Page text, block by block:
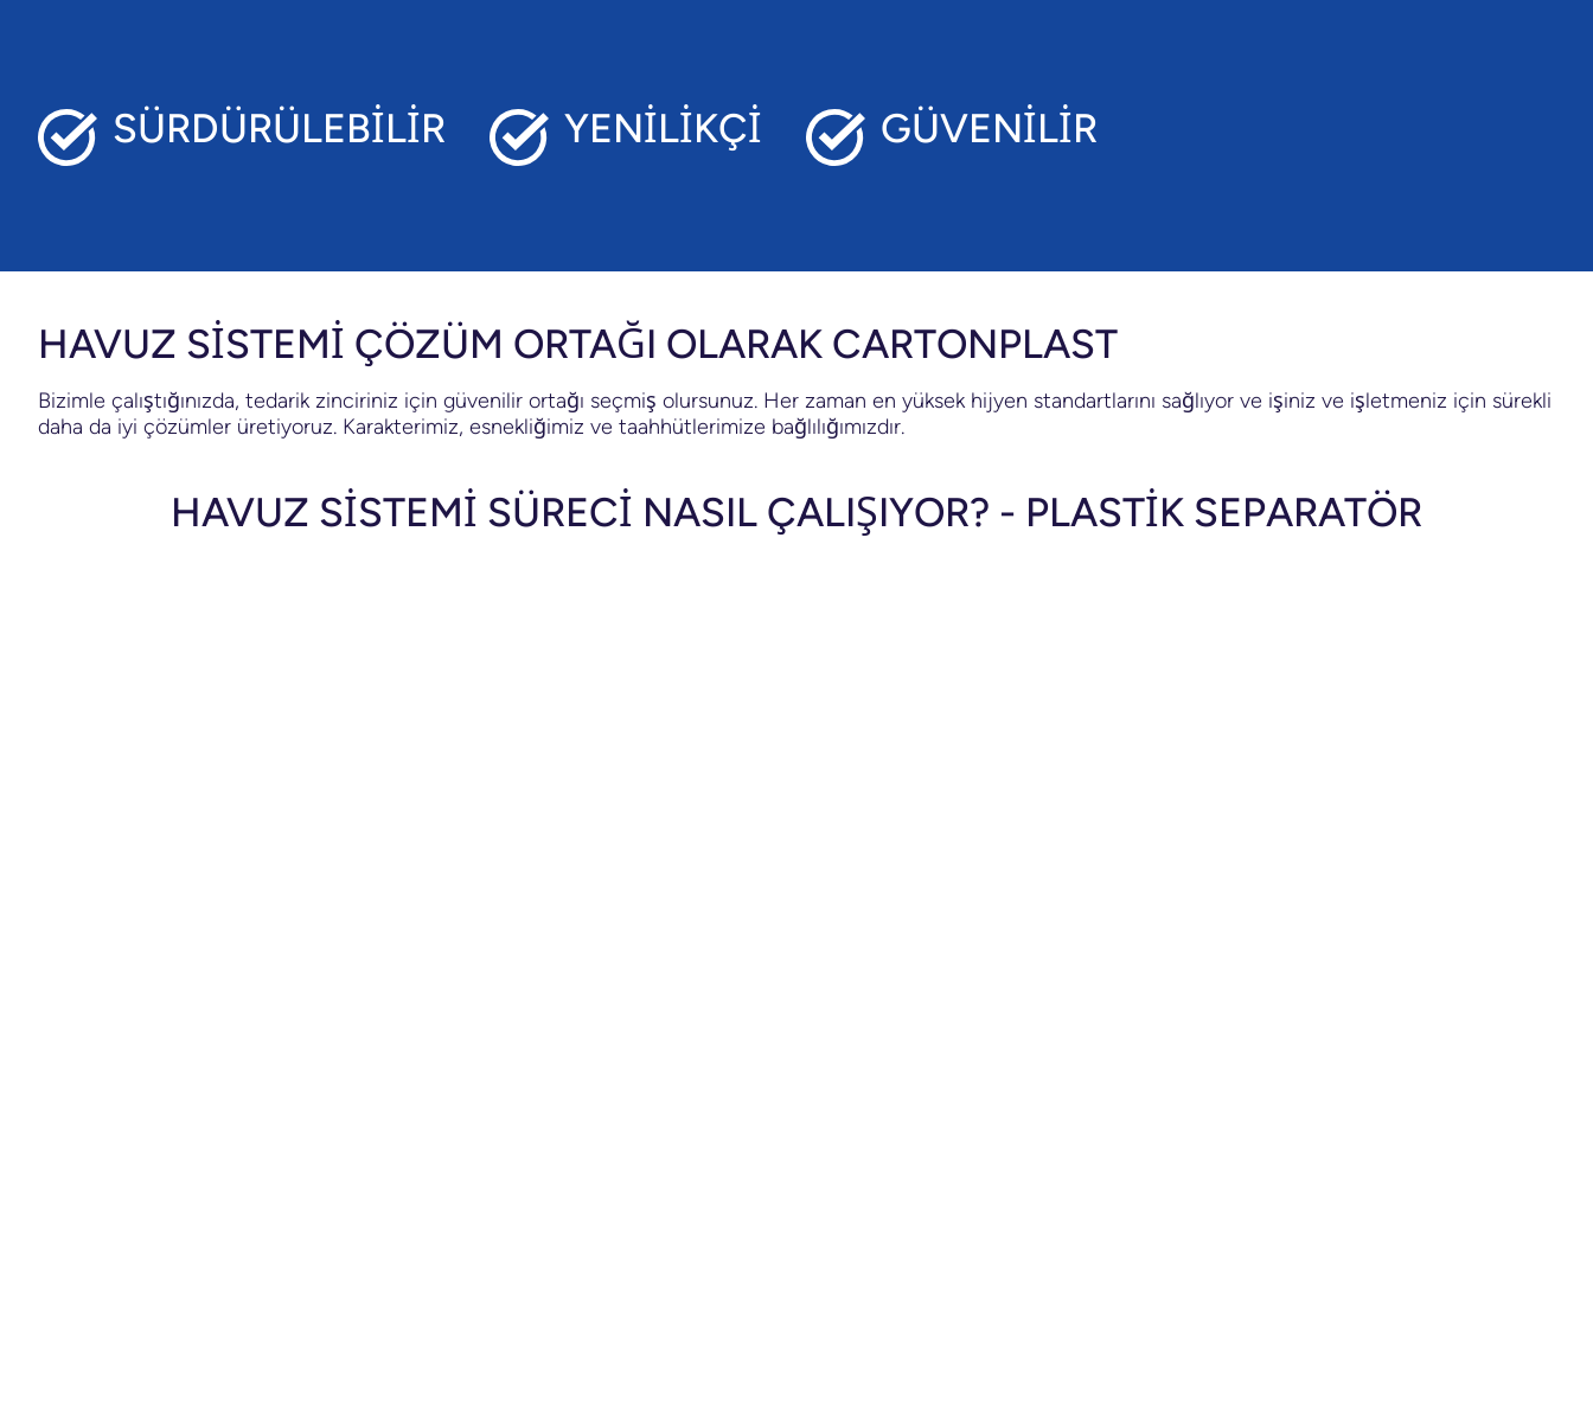
SÜRDÜRÜLEBİLİR YENİLİKÇİ GÜVENİLİR
HAVUZ SİSTEMİ ÇÖZÜM ORTAĞI OLARAK CARTONPLAST
Bizimle çalıştığınızda, tedarik zinciriniz için güvenilir ortağı seçmiş olursunuz. Her zaman en yüksek hijyen standartlarını sağlıyor ve işiniz ve işletmeniz için sürekli
daha da iyi çözümler üretiyoruz. Karakterimiz, esnekliğimiz ve taahhütlerimize bağlılığımızdır.
HAVUZ SİSTEMİ SÜRECİ NASIL ÇALIŞIYOR? - PLASTİK SEPARATÖR